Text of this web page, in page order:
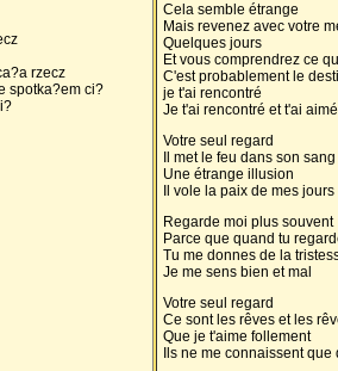
rzecz
spotka?em ci?
Cela semble étrange
Mais revenez avec votre
Quelques jours
Et vous comprendrez ce
C'est probablement le
je t'ai rencontré
Je t'ai rencontré et t'ai aimé
Votre seul regard
Il met le feu dans son sang
Une étrange illusion
Il vole la paix de mes jours
Regarde moi plus souvent
Parce que quand tu
Tu me donnes de la
Je me sens bien et mal
Votre seul regard
Ce sont les rêves et les
Que je t'aime follement
Ils ne me connaissent